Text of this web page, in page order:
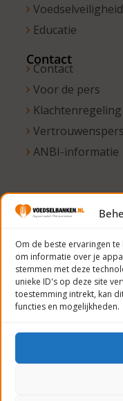
Om de beste ervaringen
om informatie over je
stemmen met deze
unieke ID's op deze site
toestemming intrekt, kan
functies en mogelijkheden.
Voedselveiligheid
Educatie
Contact
Contact
Voor de pers
Klachtenregeling
ANBI-informatie
© 2023
Nederland
Privacyverklaring